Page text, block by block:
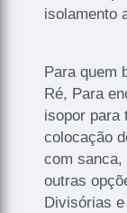
isolamento
Para quem
Ré, Para
isopor para
colocação
com sanca,
outras
Divisórias